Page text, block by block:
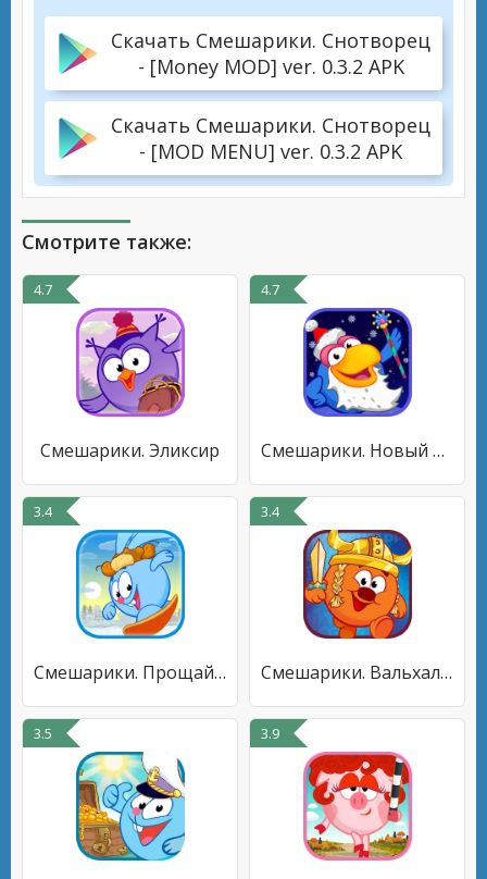
Скачать Смешарики. Снотворец
- [Money MOD] ver. 0.3.2 APK
Скачать Смешарики. Снотворец
- [MOD MENU] ver. 0.3.2 APK
Смотрите также:
4.7
Смешарики. Эликсир
4.7
Смешарики. Новый Год
3.4
Смешарики. Прощай, зима!
3.4
Смешарики. Вальхалла
3.5 3.9